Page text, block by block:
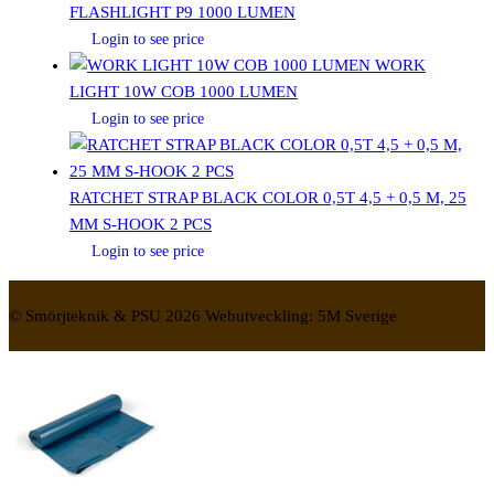
FLASHLIGHT P9 1000 LUMEN
Login to see price
WORK
LIGHT 10W COB 1000 LUMEN
Login to see price
RATCHET STRAP BLACK COLOR 0,5T 4,5 + 0,5 M, 25
MM S-HOOK 2 PCS
Login to see price
© Smörjteknik & PSU 2026 Webutveckling: 5M Sverige